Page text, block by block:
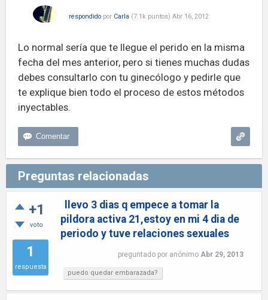
respondido por Carla (7.1k puntos) Abr 16, 2012
Lo normal sería que te llegue el perido en la misma
fecha del mes anterior, pero si tienes muchas dudas
debes consultarlo con tu ginecólogo y pedirle que
te explique bien todo el proceso de estos métodos
inyectables.
Preguntas relacionadas
+1
voto
1
respuesta
llevo 3 dias q empece a tomar la
pildora activa 21,estoy en mi 4 dia de
periodo y tuve relaciones sexuales
preguntado por anónimo Abr 29, 2013
puedo quedar embarazada?